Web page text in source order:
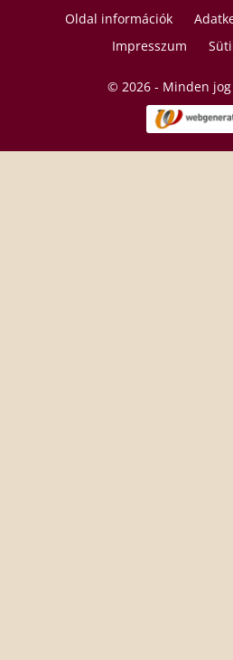
© 2026 - Minden
Oldal információk
Impresszum